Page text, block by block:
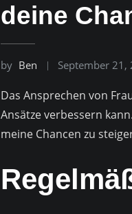
deine
by Ben September 21,
Das Ansprechen von
Ansätze verbessern
meine Chancen zu